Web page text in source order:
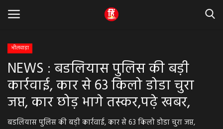
Home
धर्म & ज्योतिष
बड़ी खबर
भीलवाड़ा
NEWS : बडलियास पुलिस की बड़ी
कार्रवाई, कार से 63 किलो डोडा चुरा
जप्त, कार छोड़ भागे तस्कर,पढ़े खबर,
बडलियास पुलिस की बड़ी कार्रवाई, कार से 63 किलो डोडा चुरा जप्त,